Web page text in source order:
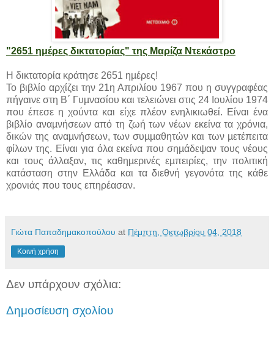
"2651 ημέρες δικτατορίας" της Μαρίζα Ντεκάστρο
Η δικτατορία κράτησε 2651 ηµέρες!
Το βιβλίο αρχίζει την 21η Απριλίου 1967 που η συγγραφέας
πήγαινε στη Β΄ Γυµνασίου και τελειώνει στις 24 Ιουλίου 1974
που έπεσε η χούντα και είχε πλέον ενηλικιωθεί. Είναι ένα
βιβλίο αναµνήσεων από τη ζωή των νέων εκείνα τα χρόνια,
δικών της αναµνήσεων, των συµµαθητών και των µετέπειτα
φίλων της. Είναι για όλα εκείνα που σηµάδεψαν τους νέους
και τους άλλαξαν, τις καθηµερινές εµπειρίες, την πολιτική
κατάσταση στην Ελλάδα και τα διεθνή γεγονότα της κάθε
χρονιάς που τους επηρέασαν.
Γιώτα Παπαδημακοπούλου at Πέμπτη, Οκτωβρίου 04, 2018
Κοινή χρήση
Δεν υπάρχουν σχόλια:
Δημοσίευση σχολίου